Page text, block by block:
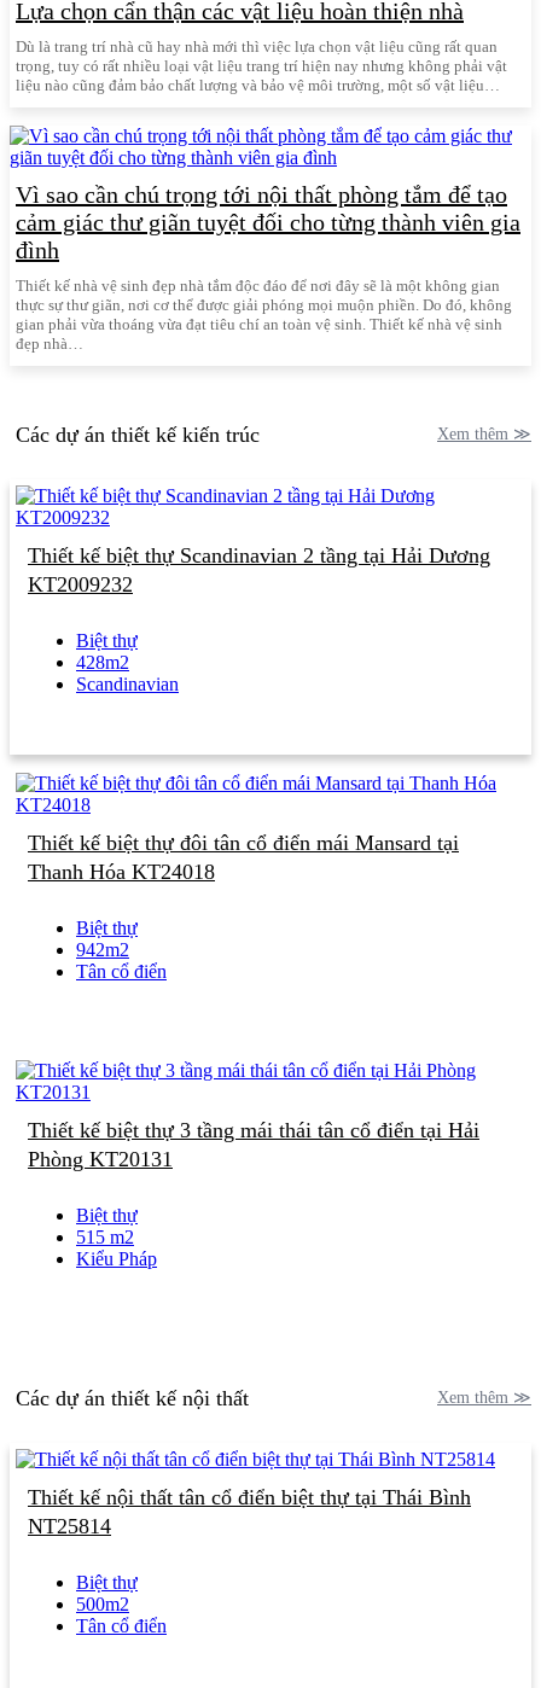
Lựa chọn cẩn thận các vật liệu hoàn thiện nhà
Dù là trang trí nhà cũ hay nhà mới thì việc lựa chọn vật liệu cũng rất quan
trọng, tuy có rất nhiều loại vật liệu trang trí hiện nay nhưng không phải vật
liệu nào cũng đảm bảo chất lượng và bảo vệ môi trường, một số vật liệu…
Vì sao cần chú trọng tới nội thất phòng tắm để tạo
cảm giác thư giãn tuyệt đối cho từng thành viên gia
đình
Thiết kế nhà vệ sinh đẹp nhà tắm độc đáo để nơi đây sẽ là một không gian
thực sự thư giãn, nơi cơ thể được giải phóng mọi muộn phiền. Do đó, không
gian phải vừa thoáng vừa đạt tiêu chí an toàn vệ sinh. Thiết kế nhà vệ sinh
đẹp nhà…
Các dự án thiết kế kiến trúc Xem thêm ≫
Thiết kế biệt thự Scandinavian 2 tầng tại Hải Dương
KT2009232
Biệt thự
428m2
Scandinavian
Thiết kế biệt thự đôi tân cổ điển mái Mansard tại
Thanh Hóa KT24018
Biệt thự
942m2
Tân cổ điển
Thiết kế biệt thự 3 tầng mái thái tân cổ điển tại Hải
Phòng KT20131
Biệt thự
515 m2
Kiểu Pháp
Các dự án thiết kế nội thất Xem thêm ≫
Thiết kế nội thất tân cổ điển biệt thự tại Thái Bình
NT25814
Biệt thự
500m2
Tân cổ điển